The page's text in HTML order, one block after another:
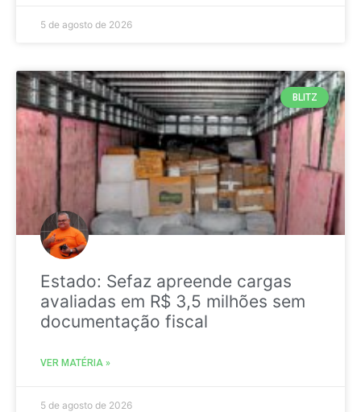
5 de agosto de 2026
BLITZ
Estado: Sefaz apreende cargas
avaliadas em R$ 3,5 milhões sem
documentação fiscal
VER MATÉRIA »
5 de agosto de 2026